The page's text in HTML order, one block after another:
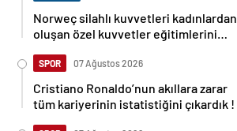
Norweç silahlı kuvvetleri kadınlardan
oluşan özel kuvvetler eğitimlerini
SPOR 07 Ağustos 2026
Cristiano Ronaldo’nun akıllara zarar
tüm kariyerinin istatistiğini çıkardık !